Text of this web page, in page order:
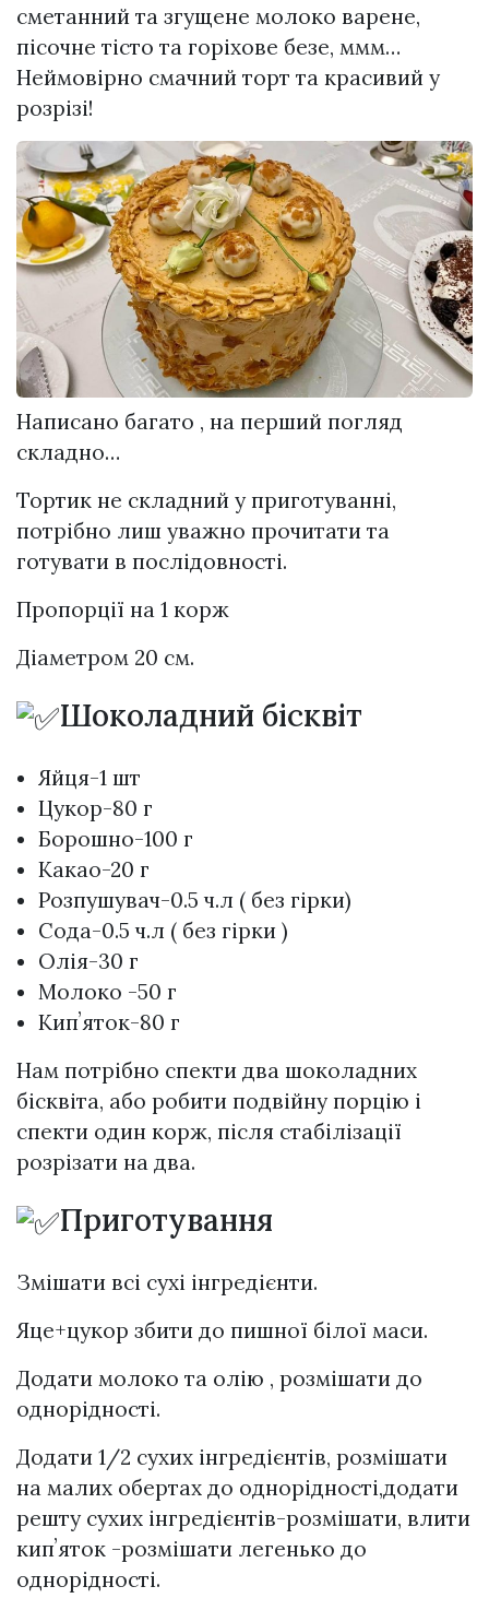
сметанний та згущене молоко варене,
пісочне тісто та горіхове безе, ммм…
Неймовірно смачний торт та красивий у
розрізі!
Написано багато , на перший погляд
складно…
Тортик не складний у приготуванні,
потрібно лиш уважно прочитати та
готувати в послідовності.
Пропорції на 1 корж
Діаметром 20 см.
Шоколадний бісквіт
Яйця-1 шт
Цукор-80 г
Борошно-100 г
Какао-20 г
Розпушувач-0.5 ч.л ( без гірки)
Сода-0.5 ч.л ( без гірки )
Олія-30 г
Молоко -50 г
Кипʼяток-80 г
Нам потрібно спекти два шоколадних
бісквіта, або робити подвійну порцію і
спекти один корж, після стабілізації
розрізати на два.
Приготування
Змішати всі сухі інгредієнти.
Яце+цукор збити до пишної білої маси.
Додати молоко та олію , розмішати до
однорідності.
Додати 1/2 сухих інгредієнтів, розмішати
на малих обертах до однорідності,додати
решту сухих інгредієнтів-розмішати, влити
кипʼяток -розмішати легенько до
однорідності.